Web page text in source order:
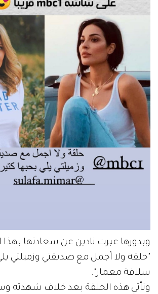
وبدورها عبرت نادين عن سعادتها بهذا
"حلقة ولا أجمل مع صديقتي وزميلتي
سلافة معمار".
وتأتي هذه الحلقة بعد خلاف شهدته